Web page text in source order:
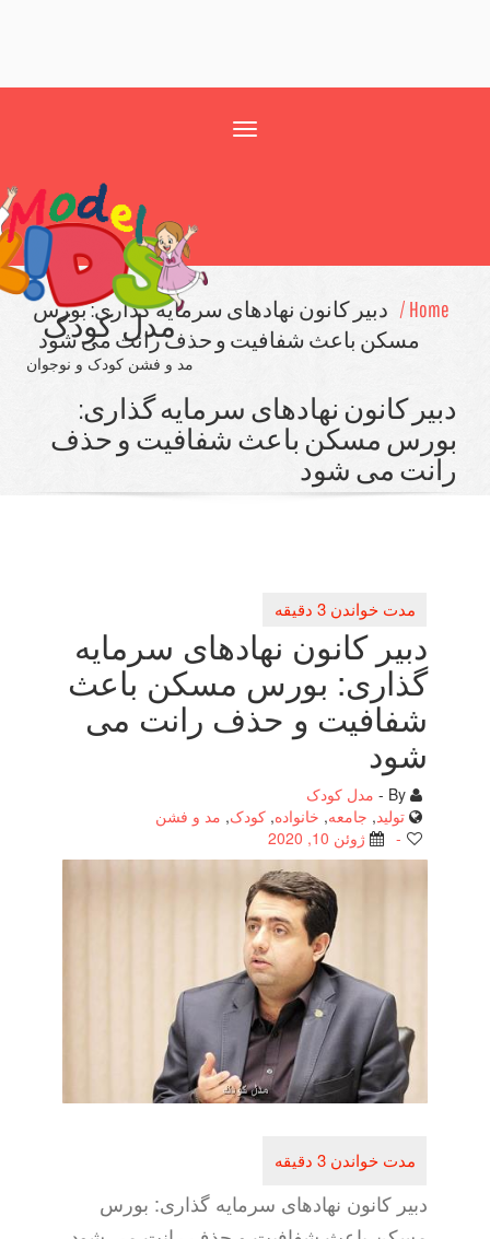
مدل کودک
مد و فشن کودک و نوجوان
دبیر كانون نهادهای سرمایه گذاری: بورس
مسكن باعث شفافیت و حذف رانت می شود
كانون نهادهای سرمایه گذاری:
مسكن باعث شفافیت و حذف
می شود
دبیر كانون نهادهای سرمایه
گذاری: بورس مسكن باعث
شفافیت و حذف رانت می
شود
مدل کودک
جامعه,خانواده, کودک,مد و فشن
ژوئن 10, 2020
دبیر كانون نهادهای سرمایه گذاری: بورس